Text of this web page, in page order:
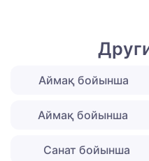
Аймақ бойынша
Аймақ бойынша
Санат бойынша